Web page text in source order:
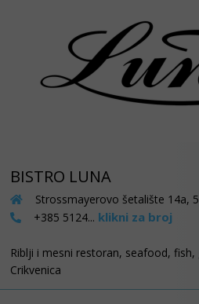
BISTRO LUNA
Strossmayerovo šetalište
+385 5124... klikni za broj
Riblji i mesni restoran, seafood,
Crikvenica